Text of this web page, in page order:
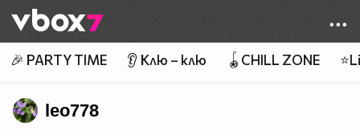
👾
🎉 PARTY TIME 👂 Клю – клю 🪀CHILL ZONE
leo778